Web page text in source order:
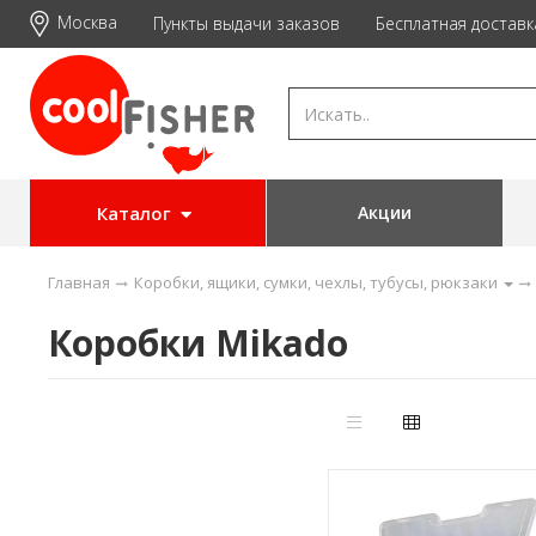
Москва Пункты выдачи заказов Бесплатная
Каталог Акции
Главная Коробки, ящики, сумки, чехлы, тубусы, рюкзаки
Коробки Mikado